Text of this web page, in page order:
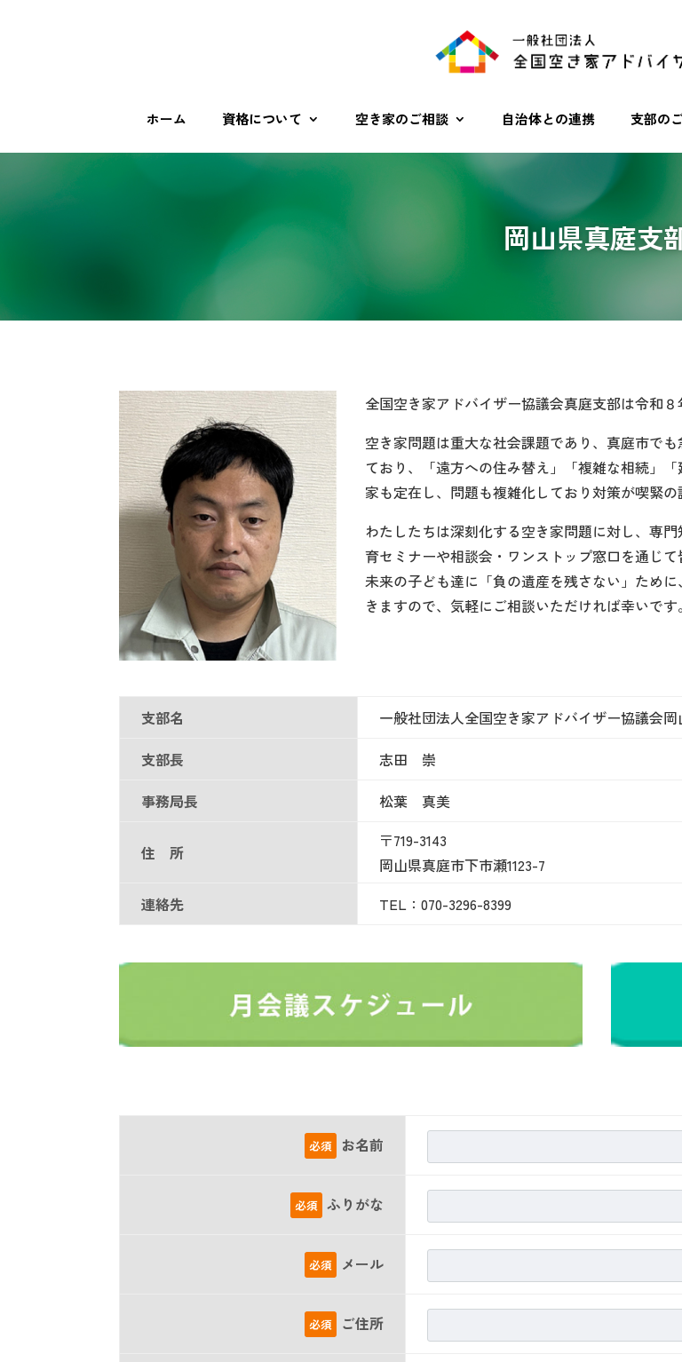
ホーム 資格について 空き家のご相談 自治体との連携 支部の
岡山県真庭支
全国空き家アドバイザー協議会真庭支部は令和
空き家問題は重大な社会課題であり、真庭市で
ており、「遠方への住み替え」「複雑な相続」
家も定在し、問題も複雑化しており対策が喫緊の
わたしたちは深刻化する空き家問題に対し、専
育セミナーや相談会・ワンストップ窓口を通じ
未来の子ども達に「負の遺産を残さない」ため
きますので、気軽にご相談いただければ幸いで
支部名
一般社団法人全国空き家アドバイザー協議会
支部長
志田 崇
事務局長
松葉 真美
住 所
〒719-3143
岡山県真庭市下市瀬1123-7
連絡先
TEL：070-3296-8399
必須 お名前
必須 ふりがな
必須 メール
必須 ご住所